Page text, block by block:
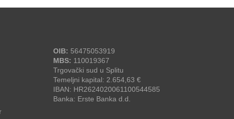
OIB: 56475053919
MBS: 110019367
Trgovački sud u Splitu
Temeljni kapital: 2.654,63 €
IBAN: HR2624020061100544585
Banka: Erste Banka d.d.